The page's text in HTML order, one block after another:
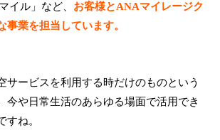
イル」など、 お客様とANAマイレージク
事業を担当しています。
サービスを利用する時だけのものという
今や日常生活のあらゆる場面で活用でき
すね。